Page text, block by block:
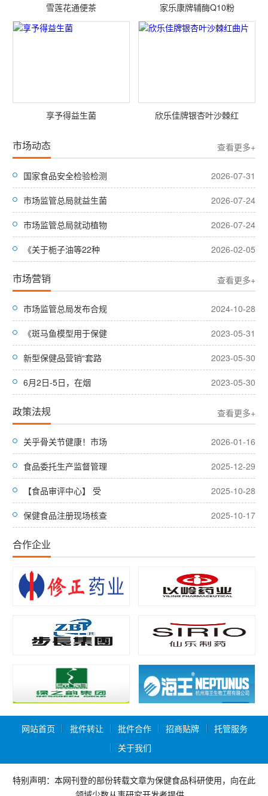
雪莲花通便茶 家乐康牌辅酶Q10粉
享予得益生菌 欣乐佳牌银杏叶沙棘红
市场动态 查看更多+
国家食品安全检验检测 2026-07-31
市场监管总局就益生菌 2026-07-24
市场监管总局就动植物 2026-07-24
《关于栀子油等22种 2026-02-05
市场营销 查看更多+
市场监管总局发布合规 2024-10-28
《斑马鱼模型用于保健 2023-05-31
新型保健品营销“套路 2023-05-30
6月2日-5日，在烟 2023-05-30
政策法规 查看更多+
关乎骨关节健康！市场 2026-01-16
食品委托生产监督管理 2025-12-29
【食品审评中心】 受 2025-10-28
保健食品注册现场核查 2025-10-17
合作企业
网站首页 批件转让 批件合作 招商贴牌
托管服务
关于我们
特别声明：本网刊登的部份转载文章为保健食品科研使用，向在此